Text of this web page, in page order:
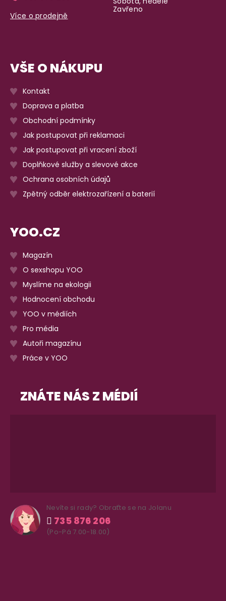
Více o prodejně
Zavřeno
VŠE O NÁKUPU
Kontakt
Doprava a platba
Obchodní podmínky
Jak postupovat při reklamaci
Jak postupovat při vracení zboží
Doplňkové služby a slevové akce
Ochrana osobních údajů
Zpětný odběr elektrozařízení a baterií
YOO.CZ
Magazín
O sexshopu YOO
Myslíme na ekologii
Hodnocení obchodu
YOO v médiích
Pro média
Autoři magazínu
Práce v YOO
ZNÁTE NÁS Z MÉDIÍ
Nevíte si rady? Obraťte se na Jolanu
735 876 206
(Po-Pá 7.00-18.00)